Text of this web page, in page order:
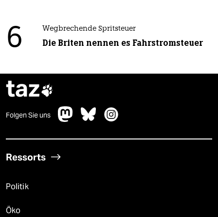
6 Wegbrechende Spritsteuer
Die Briten nennen es Fahrstromsteuer
taz
Folgen Sie uns
Ressorts
Politik
Öko